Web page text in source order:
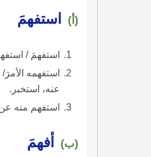
(أ) استفهمَ
استفهمَ /
استفهمه
عنه، استخبر.
استفهم منه عن
(ب) أفهمَ